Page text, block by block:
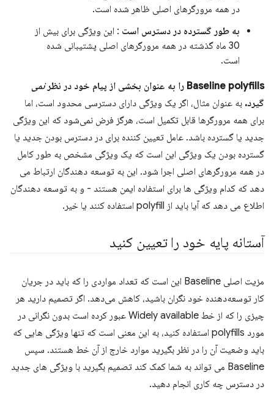
در همه مرورگرهای اصلی ظاهر شده است.
به طور گسترده در دسترس است : این ویژگی برای بیش از
30 ماه گذشته در همه مرورگرهای اصلی پشتیبانی شده
است.
Baseline polyfills را به عنوان بخشی از پیام خود در نظر
نمی
گیرد. به عنوان مثال، اگر یک ویژگی دارای دسترسی محدود است، اما
برای همه مرورگرها قابل تکمیل است، هرگز فرض نمی‌شود که این ویژگی
جدید یا گسترده باشد. عامل تعیین کننده برای در دسترس بودن جدید یا
گسترده بودن یک ویژگی این است که یک ویژگی مشخص به طور کامل
در همه مرورگرهای اصلی اجرا شود. این به توسعه دهندگان ارتباط می
دهد که کدام ویژگی ها برای استفاده ایمن هستند - و به توسعه دهندگان
اطلاع می دهد که آیا باید از polyfill استفاده کنند یا خیر.
آستانه پایه خود را تعیین کنید
مزیت اصلی Baseline این است که تعداد مواردی را که باید در جریان
کار توسعه‌دهنده خود نگران باشید، کاهش می‌دهد. اگر تصمیم دارید هر
چیزی را که از خط Widely available عبور کرده است بدون نگرانی در
مورد polyfills استفاده کنید، به این معنی است که تنها ویژگی هایی که
باید وضعیت آن را در نظر بگیرید موارد خارج از آن خط هستند. سپس
Baseline می تواند به شما کمک کند تصمیم بگیرید با ویژگی های جدید
در دسترس چه کاری انجام دهید.